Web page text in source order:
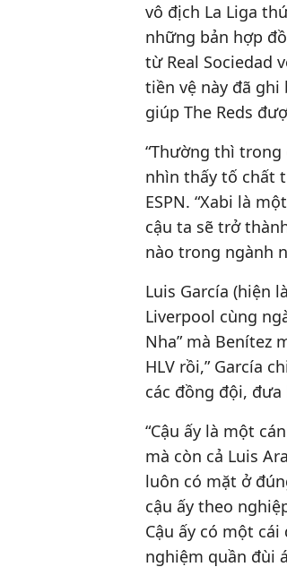
vô địch La Liga
những bản hợp
từ Real Sociedad
tiền vệ này đã
giúp The Reds
“Thường thì trong
nhìn thấy tố chất
ESPN. “Xabi là
cậu ta sẽ trở
nào trong ngành
Luis García (hiện
Liverpool cùng
Nha” mà Benítez
HLV rồi,” García
các đồng đội,
“Cậu ấy là một
mà còn cả Luis
luôn có mặt ở
cậu ấy theo
Cậu ấy có một
nghiệm quần đùi